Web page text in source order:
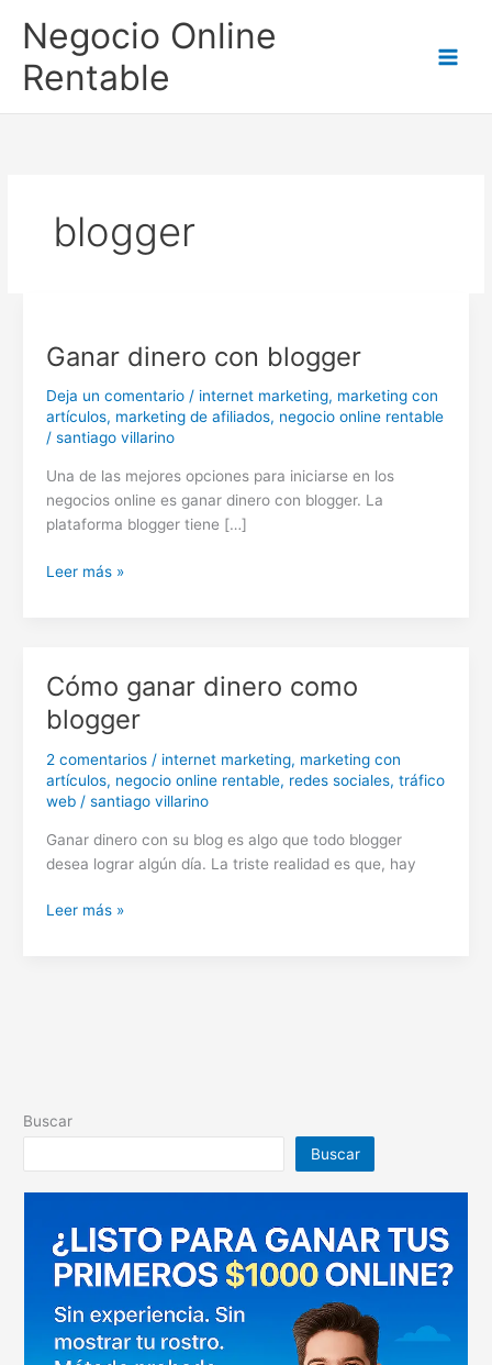
Negocio Online
Rentable
blogger
Ganar dinero con blogger
Deja un comentario / internet marketing, marketing con
artículos, marketing de afiliados, negocio online rentable
/ santiago villarino
Una de las mejores opciones para iniciarse en los
negocios online es ganar dinero con blogger. La
plataforma blogger tiene […]
Ganar
Leer más »
Cómo ganar dinero como
blogger
2 comentarios / internet marketing, marketing con
artículos, negocio online rentable, redes sociales, tráfico
web/ santiago villarino
Ganar dinero con su blog es algo que todo blogger
desea lograr algún día. La triste realidad es que, hay
Cómo
Leer más »
Buscar
Buscar